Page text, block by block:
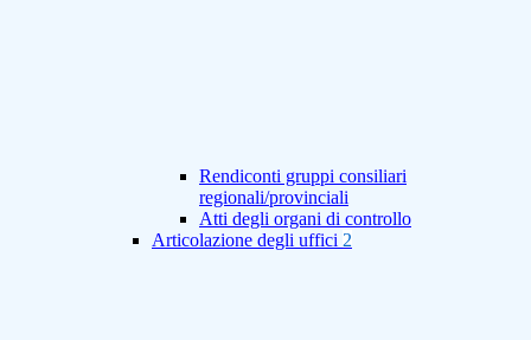
Rendiconti gruppi consiliari
regionali/provinciali
Atti degli organi di controllo
Articolazione degli uffici 2